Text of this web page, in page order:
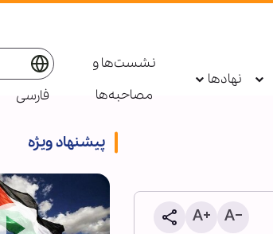
نهادها
نشست‌ها و
مصاحبه‌ها
فارسی
پیشنهاد ویژه